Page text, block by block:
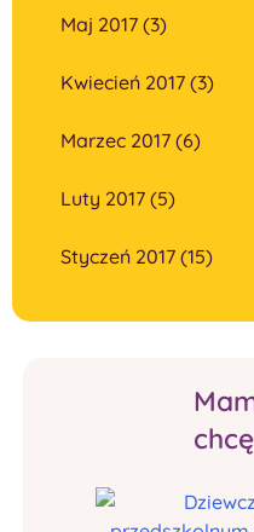
Maj 2017 (3)
Kwiecień 2017 (3)
Marzec 2017 (6)
Luty 2017 (5)
Styczeń 2017 (15)